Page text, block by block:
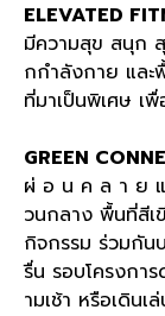
ELEVATED
มีความสุข สนุก
กกำลังกาย และ
ที่มาเป็นพิเศษ เพื่
GREEN
ผ่ อ น ค ล า ย
วนกลาง พื้นที่สีเ
กิจกรรม ร่วมกัน
รื่น รอบโครงกา
ามเช้า หรือเดินเ